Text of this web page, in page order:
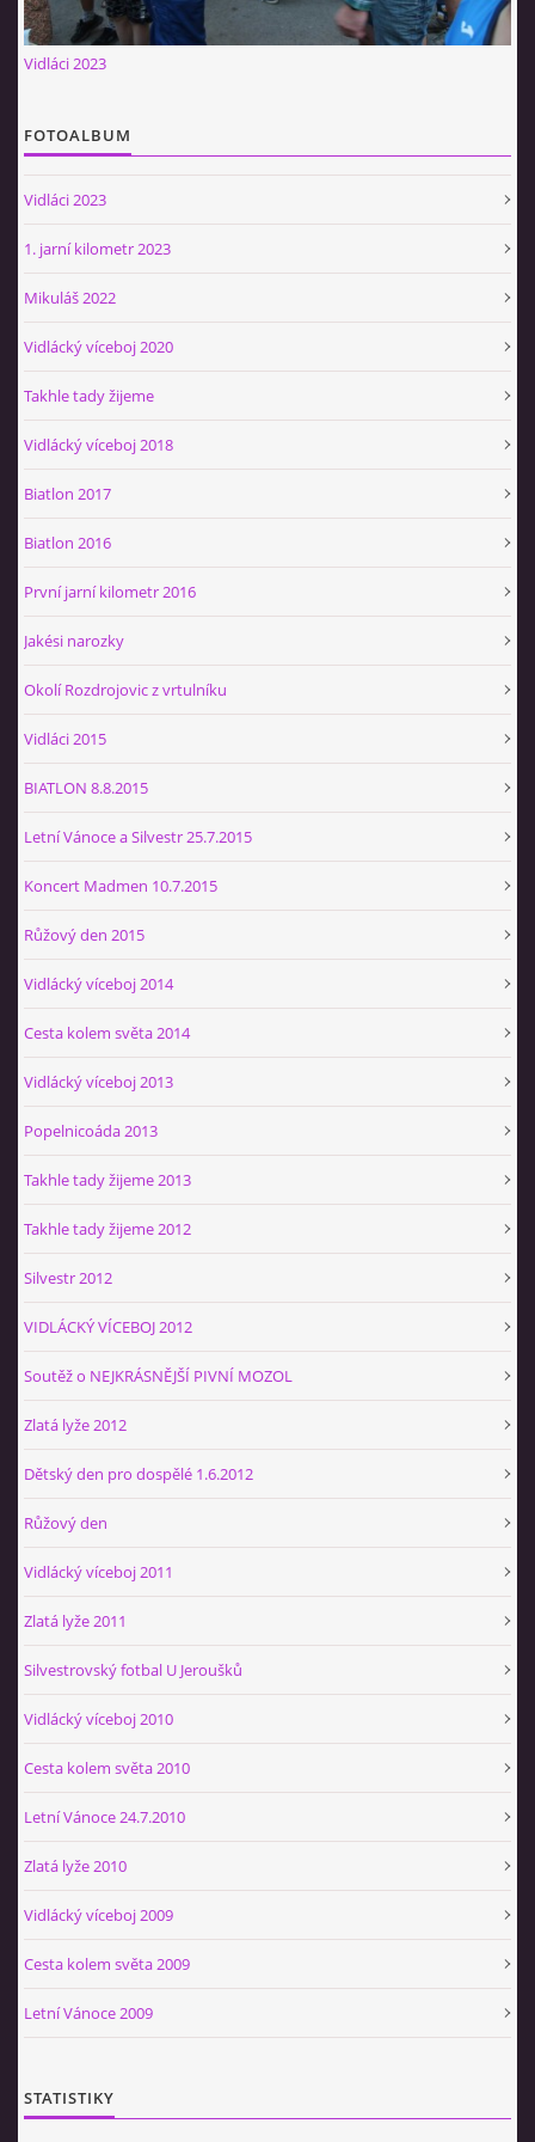
Občerstvovna U Jeroušků
723 317 805
© 2026 eStránky.cz
|
Vidláci 2023
FOTOALBUM
Vidláci 2023
1. jarní kilometr 2023
Mikuláš 2022
Vidlácký víceboj 2020
Takhle tady žijeme
Vidlácký víceboj 2018
Biatlon 2017
Biatlon 2016
První jarní kilometr 2016
Jakési narozky
Okolí Rozdrojovic z vrtulníku
Vidláci 2015
BIATLON 8.8.2015
Letní Vánoce a Silvestr 25.7.2015
Koncert Madmen 10.7.2015
Růžový den 2015
Vidlácký víceboj 2014
Cesta kolem světa 2014
Vidlácký víceboj 2013
Popelnicoáda 2013
Takhle tady žijeme 2013
Takhle tady žijeme 2012
Silvestr 2012
VIDLÁCKÝ VÍCEBOJ 2012
Soutěž o NEJKRÁSNĚJŠÍ PIVNÍ MOZOL
Zlatá lyže 2012
Dětský den pro dospělé 1.6.2012
Růžový den
Vidlácký víceboj 2011
Zlatá lyže 2011
Silvestrovský fotbal U Jeroušků
Vidlácký víceboj 2010
Cesta kolem světa 2010
Letní Vánoce 24.7.2010
Zlatá lyže 2010
Vidlácký víceboj 2009
Cesta kolem světa 2009
Letní Vánoce 2009
STATISTIKY